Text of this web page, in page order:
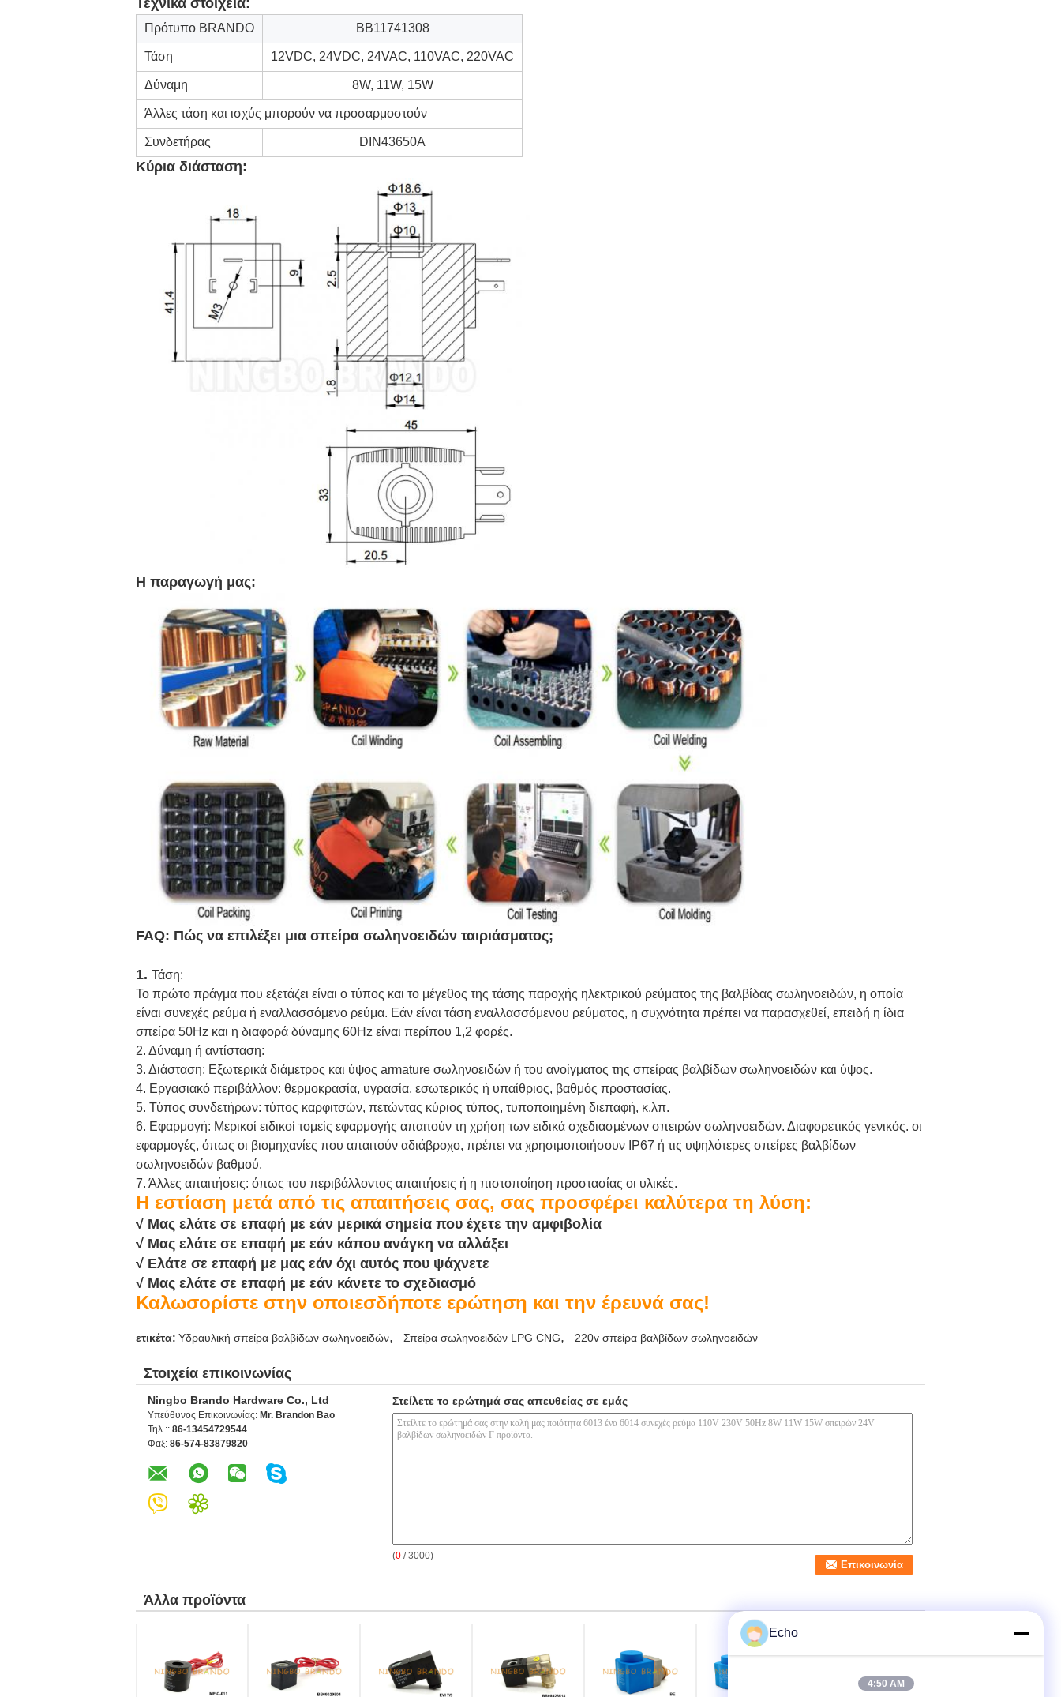
Τεχνικά στοιχεία:
Πρότυπο BRANDO BB11741308
Τάση 12VDC, 24VDC, 24VAC, 110VAC, 220VAC
Δύναμη 8W, 11W, 15W
Άλλες τάση και ισχύς μπορούν να προσαρμοστούν
Συνδετήρας DIN43650A
Κύρια διάσταση:
Η παραγωγή μας:
FAQ: Πώς να επιλέξει μια σπείρα σωληνοειδών ταιριάσματος;
1. Τάση:
Το πρώτο πράγμα που εξετάζει είναι ο τύπος και το μέγεθος της τάσης παροχής ηλεκτρικού ρεύματος της βαλβίδας σωληνοειδών, η οποία
είναι συνεχές ρεύμα ή εναλλασσόμενο ρεύμα. Εάν είναι τάση εναλλασσόμενου ρεύματος, η συχνότητα πρέπει να παρασχεθεί, επειδή η ίδια
σπείρα 50Hz και η διαφορά δύναμης 60Hz είναι περίπου 1,2 φορές.
2. Δύναμη ή αντίσταση:
3. Διάσταση: Εξωτερικά διάμετρος και ύψος armature σωληνοειδών ή του ανοίγματος της σπείρας βαλβίδων σωληνοειδών και ύψος.
4. Εργασιακό περιβάλλον: θερμοκρασία, υγρασία, εσωτερικός ή υπαίθριος, βαθμός προστασίας.
5. Τύπος συνδετήρων: τύπος καρφιτσών, πετώντας κύριος τύπος, τυποποιημένη διεπαφή, κ.λπ.
6. Εφαρμογή: Μερικοί ειδικοί τομείς εφαρμογής απαιτούν τη χρήση των ειδικά σχεδιασμένων σπειρών σωληνοειδών. Διαφορετικός γενικός. οι
εφαρμογές, όπως οι βιομηχανίες που απαιτούν αδιάβροχο, πρέπει να χρησιμοποιήσουν IP67 ή τις υψηλότερες σπείρες βαλβίδων
σωληνοειδών βαθμού.
7. Άλλες απαιτήσεις: όπως του περιβάλλοντος απαιτήσεις ή η πιστοποίηση προστασίας οι υλικές.
Η εστίαση μετά από τις απαιτήσεις σας, σας προσφέρει καλύτερα τη λύση:
√ Μας ελάτε σε επαφή με εάν μερικά σημεία που έχετε την αμφιβολία
√ Μας ελάτε σε επαφή με εάν κάπου ανάγκη να αλλάξει
√ Ελάτε σε επαφή με μας εάν όχι αυτός που ψάχνετε
√ Μας ελάτε σε επαφή με εάν κάνετε το σχεδιασμό
Καλωσορίστε στην οποιεσδήποτε ερώτηση και την έρευνά σας!
ετικέτα: Υδραυλική σπείρα βαλβίδων σωληνοειδών, Σπείρα σωληνοειδών LPG CNG, 220v σπείρα βαλβίδων σωληνοειδών
Στοιχεία επικοινωνίας
Ningbo Brando Hardware Co., Ltd
Υπεύθυνος Επικοινωνίας: Mr. Brandon Bao
Τηλ.:: 86-13454729544
Φαξ: 86-574-83879820
Στείλετε το ερώτημά σας απευθείας σε εμάς
(0 / 3000)
Άλλα προϊόντα
Echo
4:50 AM